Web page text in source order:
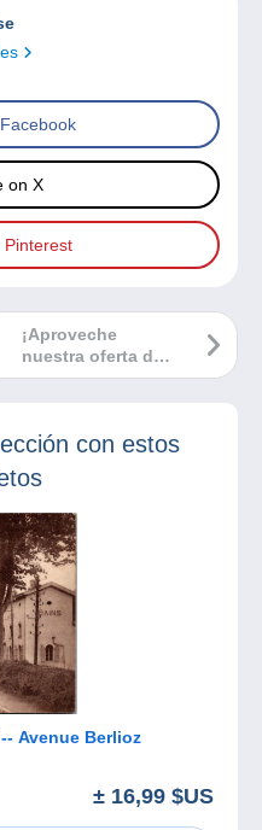
on X
¡Aproveche
nuestra oferta de
abril en objetos a
con estos
38 - La COTE SAINT ANDRE -- Avenue Berlioz
± 16,99 $US